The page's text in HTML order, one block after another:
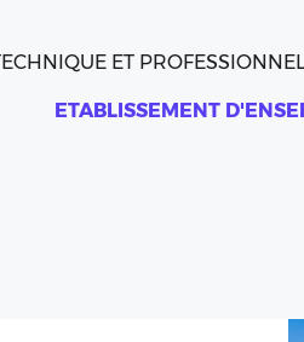
ET PROFESSIONNEL
ETABLISSEMENT